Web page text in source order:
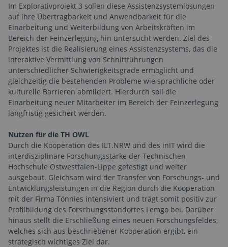
Im Explorativprojekt 3 sollen diese Assistenzsystemlösungen
auf ihre Übertragbarkeit und Anwendbarkeit für die
Einarbeitung und Weiterbildung von Arbeitskräften im
Bereich der Feinzerlegung hin untersucht werden. Ziel des
Projektes ist die Realisierung eines Assistenzsystems, das die
interaktive Vermittlung von Schnittführungen
unterschiedlicher Schwierigkeitsgrade ermöglicht und
gleichzeitig die bestehenden Probleme wie sprachliche oder
kulturelle Barrieren abmildert. Hierdurch soll die
Einarbeitung neuer Mitarbeiter im Bereich der Feinzerlegung
langfristig gesichert werden.
Nutzen für die TH OWL
Durch die Kooperation des ILT.NRW und des inIT wird die
interdisziplinäre Forschungsstärke der Technischen
Hochschule Ostwestfalen-Lippe gefestigt und weiter
ausgebaut. Gleichsam wird der Transfer von Forschungs- und
Entwicklungsleistungen in die Region durch die Kooperation
mit der Firma Tönnies intensiviert und trägt somit positiv zur
Profilbildung des Forschungsstandortes Lemgo bei. Darüber
hinaus stellt die Erschließung eines neuen Forschungsfeldes,
welches sich aus beschriebener Kooperation ergibt, ein
strategisch wichtiges Ziel dar.